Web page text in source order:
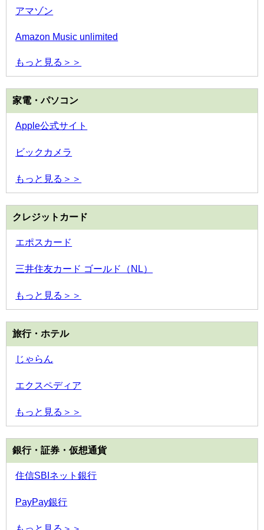
アマゾン
Amazon Music unlimited
もっと見る＞＞
家電・パソコン
Apple公式サイト
ビックカメラ
もっと見る＞＞
クレジットカード
エポスカード
三井住友カード ゴールド（NL）
もっと見る＞＞
旅行・ホテル
じゃらん
エクスペディア
もっと見る＞＞
銀行・証券・仮想通貨
住信SBIネット銀行
PayPay銀行